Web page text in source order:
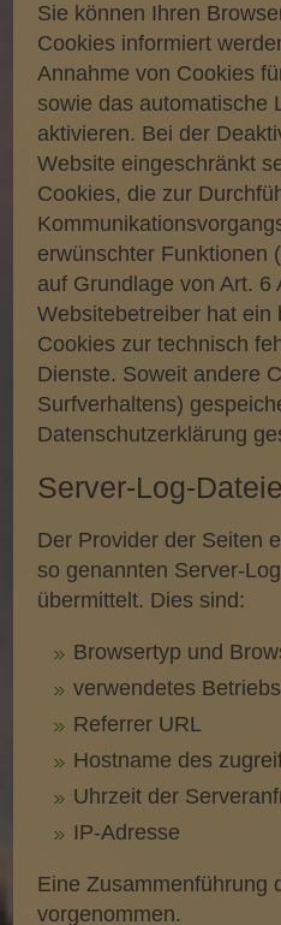
Sie können Ihren
Cookies informiert
Annahme von Cookies
sowie das automatische
aktivieren. Bei der
Website eingeschränkt
Cookies, die zur
erwünschter Funktionen
auf Grundlage von Art.
Websitebetreiber hat ein
Cookies zur technisch
Dienste. Soweit andere
Surfverhaltens)
Datenschutzerklärung
Server-Log-
Der Provider der Seiten
so genannten Server-
übermittelt. Dies sind:
Browsertyp und
verwendetes
Referrer URL
Hostname des
Uhrzeit der
IP-Adresse
Eine Zusammenführung
vorgenommen.